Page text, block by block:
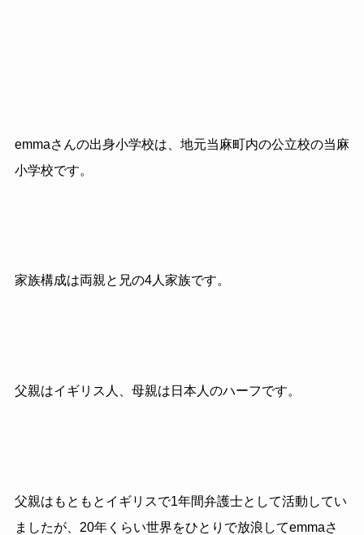
emmaさんの出身小学校は、地元当麻町内の公立校の当麻
小学校です。
家族構成は両親と兄の4人家族です。
父親はイギリス人、母親は日本人のハーフです。
父親はもともとイギリスで1年間弁護士として活動してい
ましたが、20年くらい世界をひとりで放浪してemmaさ